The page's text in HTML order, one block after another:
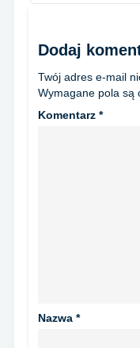
Dodaj
Twój adres e-mail
Wymagane pola są
Komentarz *
Nazwa *